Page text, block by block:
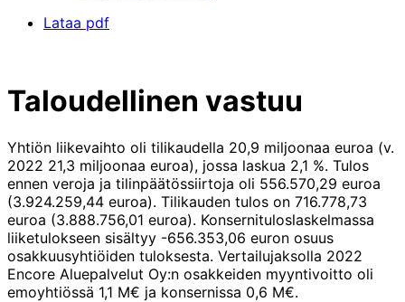
Lataa pdf
Taloudellinen vastuu
Yhtiön liikevaihto oli tilikaudella 20,9 miljoonaa euroa (v.
2022 21,3 miljoonaa euroa), jossa laskua 2,1 %. Tulos
ennen veroja ja tilinpäätössiirtoja oli 556.570,29 euroa
(3.924.259,44 euroa). Tilikauden tulos on 716.778,73
euroa (3.888.756,01 euroa). Konsernituloslaskelmassa
liiketulokseen sisältyy -656.353,06 euron osuus
osakkuusyhtiöiden tuloksesta. Vertailujaksolla 2022
Encore Aluepalvelut Oy:n osakkeiden myyntivoitto oli
emoyhtiössä 1,1 M€ ja konsernissa 0,6 M€.